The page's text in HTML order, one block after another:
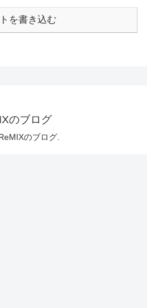
を書き込む
のブログ
のブログ.